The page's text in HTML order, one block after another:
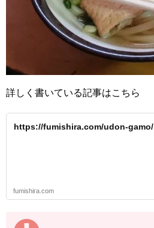
詳しく書いている記事はこちら
https://fumishira.com/udon-gamo/
fumishira.com